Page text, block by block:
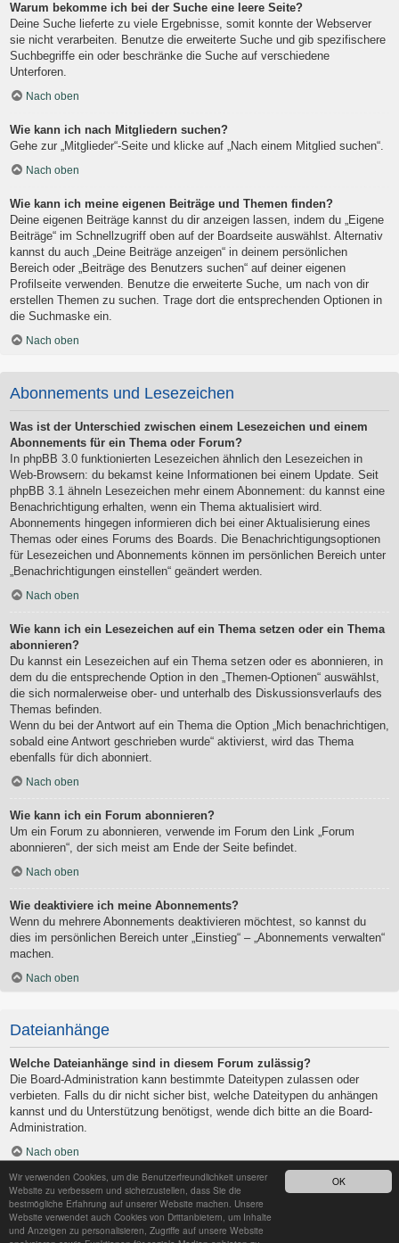
OK
Wir verwenden Cookies, um die Benutzerfreundlichkeit unserer
Website zu verbessern und sicherzustellen, dass Sie die
bestmögliche Erfahrung auf unserer Website machen. Unsere
Website verwendet auch Cookies von Drittanbietern, um Inhalte
und Anzeigen zu personalisieren, Zugriffe auf unsere Website
Warum bekomme ich bei der Suche eine leere Seite?
Deine Suche lieferte zu viele Ergebnisse, somit konnte der Webserver
sie nicht verarbeiten. Benutze die erweiterte Suche und gib spezifischere
Suchbegriffe ein oder beschränke die Suche auf verschiedene
Unterforen.
Nach oben
Wie kann ich nach Mitgliedern suchen?
Gehe zur „Mitglieder“-Seite und klicke auf „Nach einem Mitglied suchen“.
Nach oben
Wie kann ich meine eigenen Beiträge und Themen finden?
Deine eigenen Beiträge kannst du dir anzeigen lassen, indem du „Eigene
Beiträge“ im Schnellzugriff oben auf der Boardseite auswählst. Alternativ
kannst du auch „Deine Beiträge anzeigen“ in deinem persönlichen
Bereich oder „Beiträge des Benutzers suchen“ auf deiner eigenen
Profilseite verwenden. Benutze die erweiterte Suche, um nach von dir
erstellen Themen zu suchen. Trage dort die entsprechenden Optionen in
die Suchmaske ein.
Nach oben
Abonnements und Lesezeichen
Was ist der Unterschied zwischen einem Lesezeichen und einem
Abonnements für ein Thema oder Forum?
In phpBB 3.0 funktionierten Lesezeichen ähnlich den Lesezeichen in
Web-Browsern: du bekamst keine Informationen bei einem Update. Seit
phpBB 3.1 ähneln Lesezeichen mehr einem Abonnement: du kannst eine
Benachrichtigung erhalten, wenn ein Thema aktualisiert wird.
Abonnements hingegen informieren dich bei einer Aktualisierung eines
Themas oder eines Forums des Boards. Die Benachrichtigungsoptionen
für Lesezeichen und Abonnements können im persönlichen Bereich unter
„Benachrichtigungen einstellen“ geändert werden.
Nach oben
Wie kann ich ein Lesezeichen auf ein Thema setzen oder ein Thema
abonnieren?
Du kannst ein Lesezeichen auf ein Thema setzen oder es abonnieren, in
dem du die entsprechende Option in den „Themen-Optionen“ auswählst,
die sich normalerweise ober- und unterhalb des Diskussionsverlaufs des
Themas befinden.
Wenn du bei der Antwort auf ein Thema die Option „Mich benachrichtigen,
sobald eine Antwort geschrieben wurde“ aktivierst, wird das Thema
ebenfalls für dich abonniert.
Nach oben
Wie kann ich ein Forum abonnieren?
Um ein Forum zu abonnieren, verwende im Forum den Link „Forum
abonnieren“, der sich meist am Ende der Seite befindet.
Nach oben
Wie deaktiviere ich meine Abonnements?
Wenn du mehrere Abonnements deaktivieren möchtest, so kannst du
dies im persönlichen Bereich unter „Einstieg“ – „Abonnements verwalten“
machen.
Nach oben
Dateianhänge
Welche Dateianhänge sind in diesem Forum zulässig?
Die Board-Administration kann bestimmte Dateitypen zulassen oder
verbieten. Falls du dir nicht sicher bist, welche Dateitypen du anhängen
kannst und du Unterstützung benötigst, wende dich bitte an die Board-
Administration.
Nach oben
Kann ich eine Übersicht all meiner Dateianhänge erhalten?
Um eine Liste all deiner Dateianhänge zu erhalten, gehe in den
persönlichen Bereich. Dort findest du unter „Einstieg“ einen Punkt
„Dateianhänge verwalten“, über den du eine Liste deiner Dateianhänge